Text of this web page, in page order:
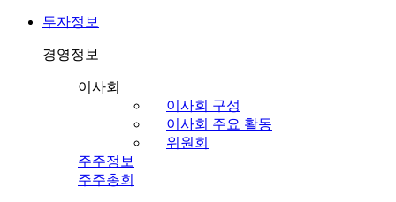
투자정보
경영정보
이사회
이사회 구성
이사회 주요 활동
위원회
주주정보
주주총회